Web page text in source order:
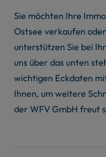
Sie möchten Ihre
Ostsee verkaufen
unterstützen Sie bei
uns über das unten
wichtigen Eckdaten
Ihnen, um weitere
der WFV GmbH freut